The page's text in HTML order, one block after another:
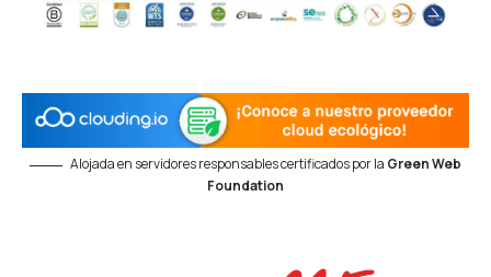
Alojada en servidores responsables certificados por la Green Web
Foundation